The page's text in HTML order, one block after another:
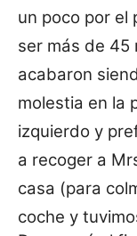
un poco por el
ser más de 45
acabaron
molestia en la
izquierdo y
a recoger a
casa (para
coche y